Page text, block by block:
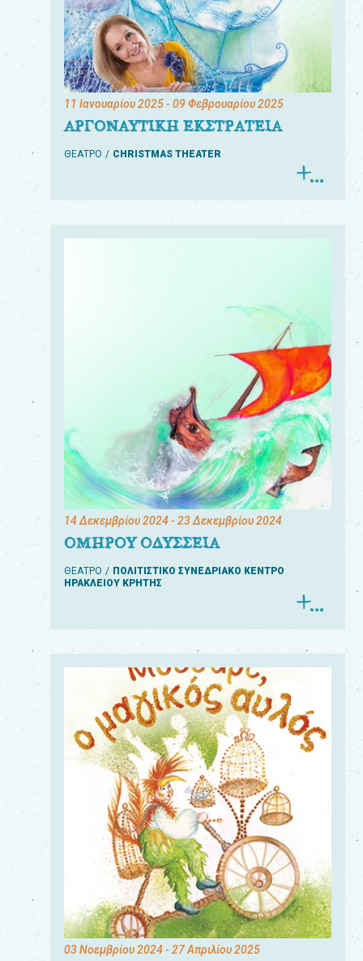
11 Ιανουαρίου 2025- 09 Φεβρουαρίου 2025
ΑΡΓΟΝΑΥΤΙΚΗ ΕΚΣΤΡΑΤΕΙΑ
ΘΕΑΤΡΟ CHRISTMAS THEATER
14 Δεκεμβρίου 2024- 23 Δεκεμβρίου 2024
ΟΜΗΡΟΥ ΟΔΥΣΣΕΙΑ
ΘΕΑΤΡΟ
ΠΟΛΙΤΙΣΤΙΚΟ ΣΥΝΕΔΡΙΑΚΟ ΚΕΝΤΡΟ
ΗΡΑΚΛΕΙΟΥ ΚΡΗΤΗΣ
03 Νοεμβρίου 2024- 27 Απριλίου 2025